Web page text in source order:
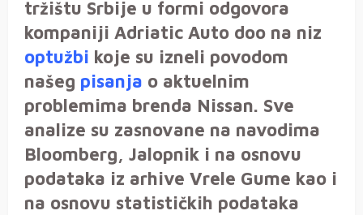
tržištu Srbije u formi odgovora
kompaniji Adriatic Auto doo na niz
optužbi koje su izneli povodom
našeg pisanja o aktuelnim
problemima brenda Nissan. Sve
analize su zasnovane na navodima
Bloomberg, Jalopnik i na osnovu
podataka iz arhive Vrele Gume kao i
na osnovu statističkih podataka